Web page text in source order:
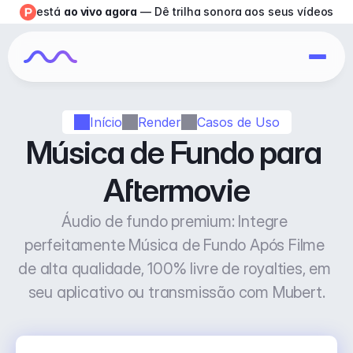
Início Render Casos de Uso
Música de Fundo para
Aftermovie
Áudio de fundo premium: Integre
perfeitamente Música de Fundo Após Filme
de alta qualidade, 100% livre de royalties, em
seu aplicativo ou transmissão com Mubert.
está ao vivo agora — Dê trilha sonora aos seus vídeos